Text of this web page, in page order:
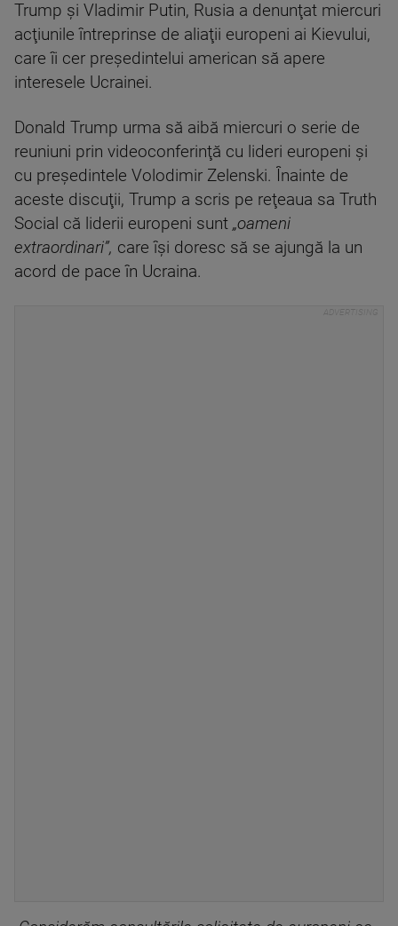
Trump şi Vladimir Putin, Rusia a denunţat miercuri
acţiunile întreprinse de aliaţii europeni ai Kievului,
care îi cer preşedintelui american să apere
interesele Ucrainei.
Donald Trump urma să aibă miercuri o serie de
reuniuni prin videoconferinţă cu lideri europeni şi
cu preşedintele Volodimir Zelenski. Înainte de
aceste discuţii, Trump a scris pe reţeaua sa Truth
Social că liderii europeni sunt „oameni
extraordinari”, care îşi doresc să se ajungă la un
acord de pace în Ucraina.